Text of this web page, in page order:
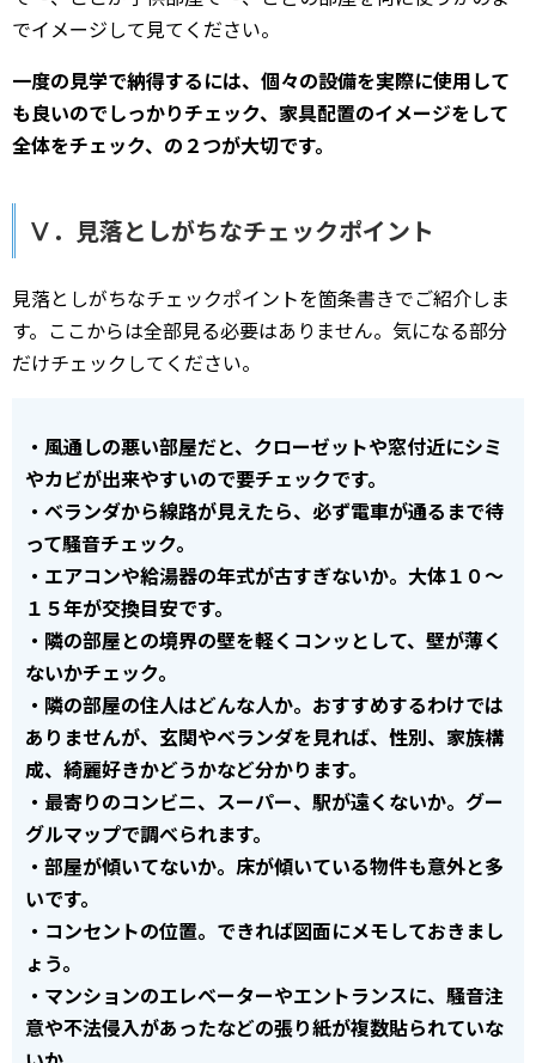
でイメージして見てください。
一度の見学で納得するには、個々の設備を実際に使用して
も良いのでしっかりチェック、家具配置のイメージをして
全体をチェック、の２つが大切です。
Ⅴ．見落としがちなチェックポイント
見落としがちなチェックポイントを箇条書きでご紹介しま
す。ここからは全部見る必要はありません。気になる部分
だけチェックしてください。
・風通しの悪い部屋だと、クローゼットや窓付近にシミ
やカビが出来やすいので要チェックです。
・ベランダから線路が見えたら、必ず電車が通るまで待
って騒音チェック。
・エアコンや給湯器の年式が古すぎないか。大体１０～
１５年が交換目安です。
・隣の部屋との境界の壁を軽くコンッとして、壁が薄く
ないかチェック。
・隣の部屋の住人はどんな人か。おすすめするわけでは
ありませんが、玄関やベランダを見れば、性別、家族構
成、綺麗好きかどうかなど分かります。
・最寄りのコンビニ、スーパー、駅が遠くないか。グー
グルマップで調べられます。
・部屋が傾いてないか。床が傾いている物件も意外と多
いです。
・コンセントの位置。できれば図面にメモしておきまし
ょう。
・マンションのエレベーターやエントランスに、騒音注
意や不法侵入があったなどの張り紙が複数貼られていな